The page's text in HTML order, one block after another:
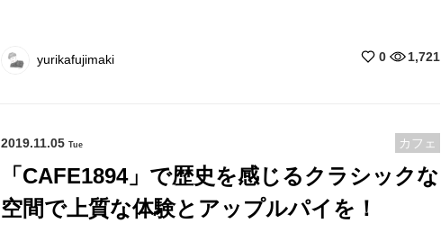
yurikafujimaki 0 1,721
2019.11.05 Tue カフェ
「CAFE1894」で歴史を感じるクラシックな
空間で上質な体験とアップルパイを！